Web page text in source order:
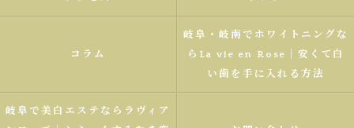
コラム
岐阜・岐南でホワイトニングな
らLa vie en Rose｜安くて白
い歯を手に入れる方法
岐阜で美白エステならラヴィア